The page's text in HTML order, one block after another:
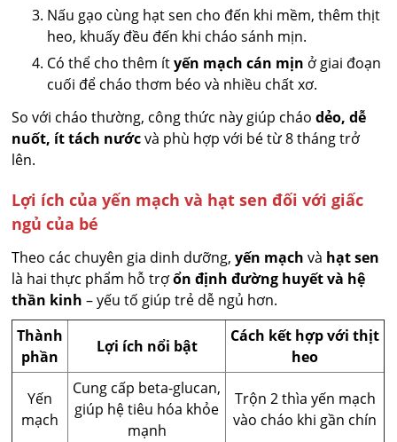
Nấu gạo cùng hạt sen cho đến khi mềm, thêm thịt
heo, khuấy đều đến khi cháo sánh mịn.
Có thể cho thêm ítyến mạch cán mịn ở giai đoạn
cuối để cháo thơm béo và nhiều chất xơ.
So với cháo thường, công thức này giúp cháodẻo, dễ
nuốt, ít tách nướcvà phù hợp với bé từ 8 tháng trở
lên.
Lợi ích của yến mạch và hạt sen đối với giấc
ngủ của bé
Theo các chuyên gia dinh dưỡng,yến mạch và hạt sen
là hai thực phẩm hỗ trợổn định đường huyết và hệ
thần kinh – yếu tố giúp trẻ dễ ngủ hơn.
Thành
phần
Lợi ích nổi bật
Cách kết hợp với thịt
heo
Yến
mạch
Cung cấp beta-glucan,
giúp hệ tiêu hóa khỏe
mạnh
Trộn 2 thìa yến mạch
vào cháo khi gần chín